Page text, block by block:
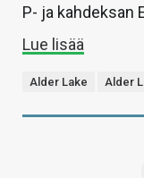
P- ja kahdeksan
Lue lisää
Alder Lake Alder